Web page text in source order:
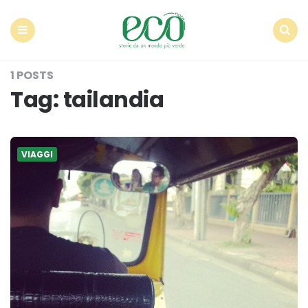
1 POSTS
Tag:tailandia
VIAGGI